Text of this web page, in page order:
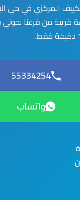
المركزي في حي
من فرعنا بحولي
55334254
واتساب